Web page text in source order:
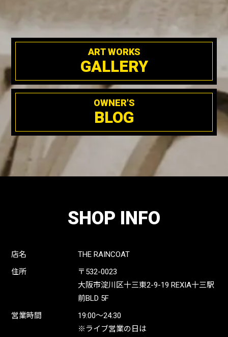
ART WORKS
GALLERY
OWNER'S
BLOG
SHOP INFO
店名
THE RAINCOAT
住所
〒532-0023
大阪市淀川区十三東2-9-19 REXIA十三駅
前BLD 5F
営業時間
19:00〜24:30
※ライブ営業の日は